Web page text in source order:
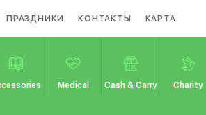
ПРАЗДНИКИ КОНТАКТЫ КАРТА
Medical Cash & Carry Charity